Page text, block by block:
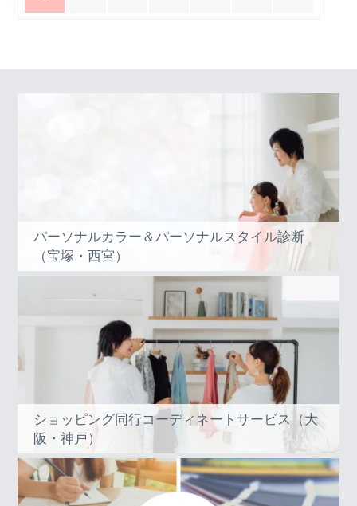
パーソナルカラー＆パーソナルスタイル診断
（宝塚・西宮）
ショッピング同行コーディネートサービス（大
阪・神戸）